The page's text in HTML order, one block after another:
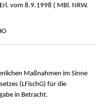
vom 8.9.1998 ( MBl. NRW.
Maßnahmen im Sinne
(LFischG) für die
in Betracht.